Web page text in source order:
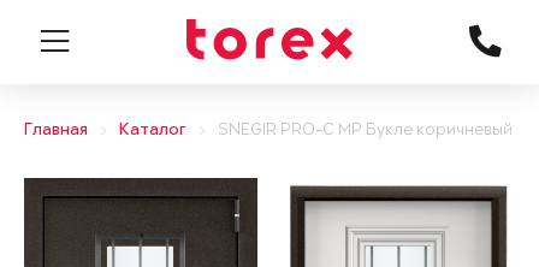
Главная Каталог SNEGIR PRO-C MP Букле коричневый